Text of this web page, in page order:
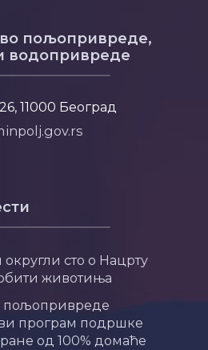
пољопривреде,
водопривреде
11000 Београд
сто о Нацрту
животиња
пољопривреде
програм подршке
од 100% домаће